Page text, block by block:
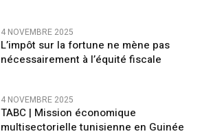
4 NOVEMBRE 2025
L’impôt sur la fortune ne mène pas
nécessairement à l’équité fiscale
4 NOVEMBRE 2025
TABC | Mission économique
multisectorielle tunisienne en Guinée